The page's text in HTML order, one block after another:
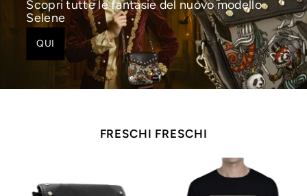
Scopri tutte le fantasie del nuovo modello
Selene
QUI
FRESCHI FRESCHI